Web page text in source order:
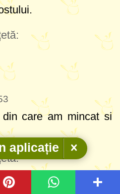
care am mincat si
aplicație